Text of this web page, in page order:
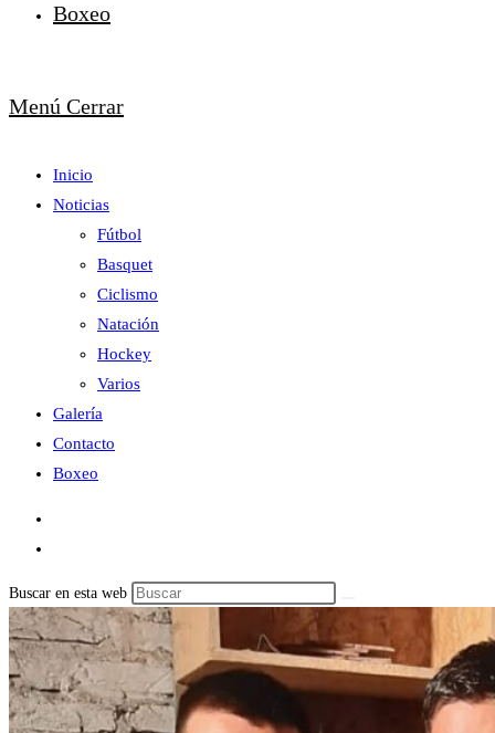
Boxeo
Menú Cerrar
Inicio
Noticias
Fútbol
Basquet
Ciclismo
Natación
Hockey
Varios
Galería
Contacto
Boxeo
Buscar en esta web